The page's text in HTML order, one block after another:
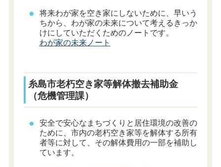
将来わが家を空き家にしないために、早いう
ちから、わが家の未来について考えるきっか
けにしていただくためのノートです。
わが家の未来ノート
糸島市老朽空き家等解体撤去補助金
（危機管理課）
安全で安心なまちづくりと居住環境の改善の
ために、市内の老朽空き家等を解体する所有
者等に対して、その解体費用の一部を補助し
ています。